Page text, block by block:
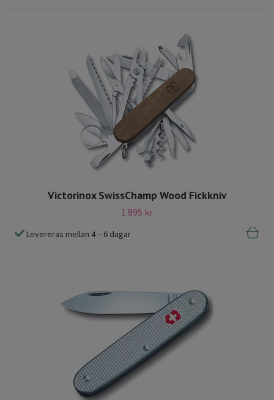
Victorinox SwissChamp Wood Fickkniv
1 895 kr
Levereras mellan 4 – 6 dagar